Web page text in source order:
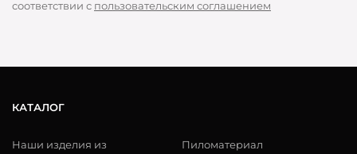
соответствии с пользовательским соглашением
КАТАЛОГ
Наши изделия из Пиломатериал